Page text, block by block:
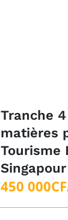
Tranche
matières
Tourisme
Singapour
450 000